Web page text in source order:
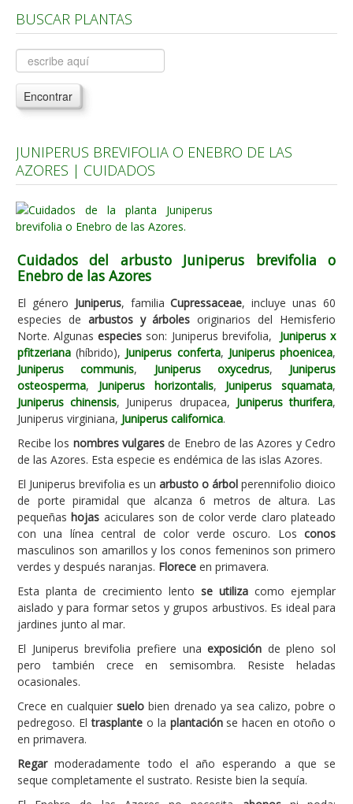
Árboles, Cicas y Palmeras de la G a la Z
Plantas Anuales y Perennes
Plantas Bulbosas y Acuáticas
Plantas de Interior
Plantas Aromáticas y de Huerto
Plantas Carnívoras y Orquídeas
Consejos
Hemisferio Sur
Enfermedades
Animales
Hongos
Carencias
Fotos
Árboles y Palmeras
Arbustos y Trepadoras
Cactus y Suculentas
BUSCAR PLANTAS
Encontrar
JUNIPERUS BREVIFOLIA O ENEBRO DE LAS
AZORES | CUIDADOS
Cuidados del arbusto Juniperus brevifolia o
Enebro de las Azores
El género Juniperus, familiaCupressaceae, incluye unas 60
especies de arbustos y árboles originarios del Hemisferio
Norte. Algunasespecies son: Juniperus brevifolia, Juniperus x
pfitzeriana (híbrido), Juniperus conferta, Juniperus phoenicea,
Juniperus communis, Juniperus oxycedrus, Juniperus
osteosperma, Juniperus horizontalis, Juniperus squamata,
Juniperus chinensis, Juniperus drupacea, Juniperus thurifera,
Juniperus virginiana, Juniperus californica.
Recibe los nombres vulgaresde Enebro de las Azores y Cedro
de las Azores. Esta especie es endémica de las islas Azores.
El Juniperus brevifolia es un arbusto o árbol perennifolio dioico
de porte piramidal que alcanza 6 metros de altura. Las
pequeñashojas aciculares son de color verde claro plateado
con una línea central de color verde oscuro. Los conos
masculinos son amarillos y los conos femeninos son primero
verdes y después naranjas. Florece en primavera.
Esta planta de crecimiento lento se utiliza como ejemplar
aislado y para formar setos y grupos arbustivos. Es ideal para
jardines junto al mar.
El Juniperus brevifolia prefiere unaexposición de pleno sol
pero también crece en semisombra. Resiste heladas
ocasionales.
Crece en cualquiersuelo bien drenado ya sea calizo, pobre o
pedregoso. Eltrasplanteo la plantaciónse hacen en otoño o
en primavera.
Regarmoderadamente todo el año esperando a que se
seque completamente el sustrato. Resiste bien la sequía.